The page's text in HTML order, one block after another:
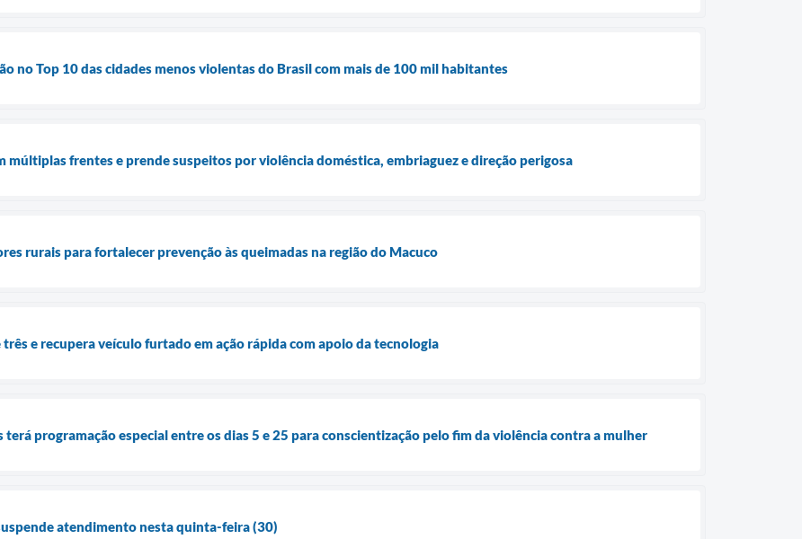
no Top 10 das cidades menos violentas do Brasil com mais de 100 mil habitantes
múltiplas frentes e prende suspeitos por violência doméstica, embriaguez e direção perigosa
rurais para fortalecer prevenção às queimadas na região do Macuco
e recupera veículo furtado em ação rápida com apoio da tecnologia
terá programação especial entre os dias 5 e 25 para conscientização pelo fim da violência contra a mulher
atendimento nesta quinta-feira (30)